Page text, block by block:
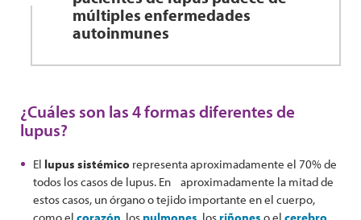
múltiples enfermedades
autoinmunes
¿Cuáles son las 4 formas diferentes de
lupus?
El lupus sistémico representa aproximadamente el 70% de
todos los casos de lupus. En aproximadamente la mitad de
estos casos, un órgano o tejido importante en el cuerpo,